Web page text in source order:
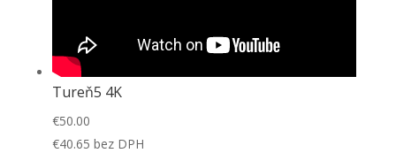
Tureň5 4K
€50.00
€40.65 bez DPH